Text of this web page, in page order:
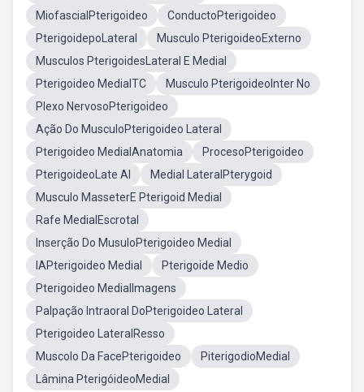
MiofascialPterigoideo
ConductoPterigoideo
PterigoidepoLateral
Musculo PterigoideoExterno
Musculos PterigoidesLateral E Medial
Pterigoideo MedialTC
Musculo PterigoideoInter No
Plexo NervosoPterigoideo
Ação Do MusculoPterigoideo Lateral
Pterigoideo MedialAnatomia
ProcesoPterigoideo
PterigoideoLate Al
Medial LateralPterygoid
Musculo MasseterE Pterigoid Medial
Rafe MedialEscrotal
Inserção Do MusuloPterigoideo Medial
IAPterigoideo Medial
Pterigoide Medio
Pterigoideo MedialImagens
Palpação Intraoral DoPterigoideo Lateral
Pterigoideo LateralResso
Muscolo Da FacePterigoideo
PiterigodioMedial
Lâmina PterigóideoMedial